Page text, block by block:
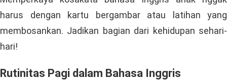
harus dengan kartu bergambar atau latihan yang
membosankan. Jadikan bagian dari kehidupan sehari-
hari!
Rutinitas Pagi dalam Bahasa Inggris